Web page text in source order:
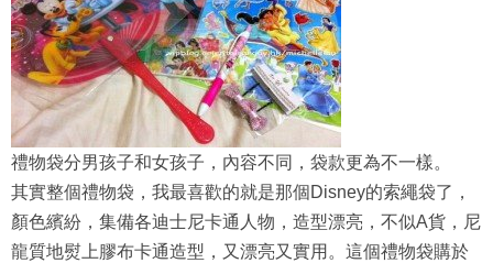
禮物袋分男孩子和女孩子，內容不同，袋款更為不一樣。
其實整個禮物袋，我最喜歡的就是那個Disney的索繩袋了，
顏色繽紛，集備各迪士尼卡通人物，造型漂亮，不似A貨，尼
龍質地熨上膠布卡通造型，又漂亮又實用。這個禮物袋購於